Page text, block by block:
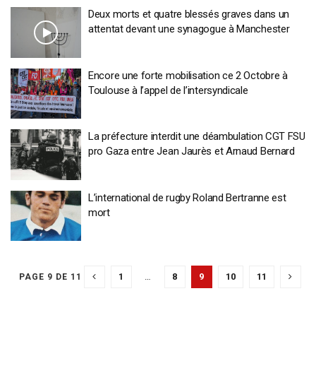
Deux morts et quatre blessés graves dans un
attentat devant une synagogue à Manchester
Encore une forte mobilisation ce 2 Octobre à
Toulouse à l’appel de l’intersyndicale
La préfecture interdit une déambulation CGT FSU
pro Gaza entre Jean Jaurès et Arnaud Bernard
L’international de rugby Roland Bertranne est
mort
PAGE 9 DE 11 1 … 8 9 10 11